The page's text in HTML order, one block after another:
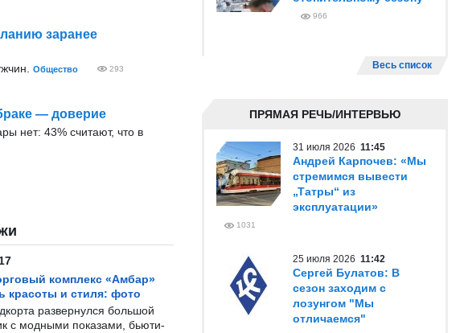
заранее
Общество 293
— доверие
нет: 43% считают, что в
комплекс «Амбар»
красоты и стиля: фото
развернулся большой
с модными показами, бьюти-
966
Весь список
ПРЯМАЯ РЕЧЬ/ИНТЕРВЬЮ
31 июля 2026 11:45
Андрей Карпочев: «Мы
стремимся вывести
„Татры“ из
эксплуатации»
1031
25 июля 2026 11:42
Сергей Булатов: В
сезон заходим с
лозунгом "Мы
отличаемся"